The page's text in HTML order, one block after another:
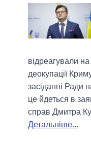
відреагували
деокупації
засіданні Ради
це йдеться в
справ Дмитра
Детальніше...